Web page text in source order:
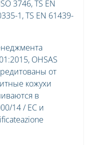
3746, TS EN
1, TS EN 61439-
OHSAS
от
кожухи
в
14 / EC и